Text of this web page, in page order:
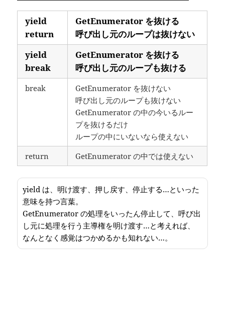
yield
return
GetEnumerator を抜ける
呼び出し元のループは抜けない
yield
break
GetEnumerator を抜ける
呼び出し元のループも抜ける
break
GetEnumerator を抜けない
呼び出し元のループも抜けない
GetEnumerator の中の今いるルー
プを抜けるだけ
ループの中にいないなら使えない
return
GetEnumerator の中では使えない
yield は、明け渡す、押し戻す、停止する…といった
意味を持つ言葉。
GetEnumerator の処理をいったん停止して、呼び出
し元に処理を行う主導権を明け渡す…と考えれば、
なんとなく感覚はつかめるかも知れない…。